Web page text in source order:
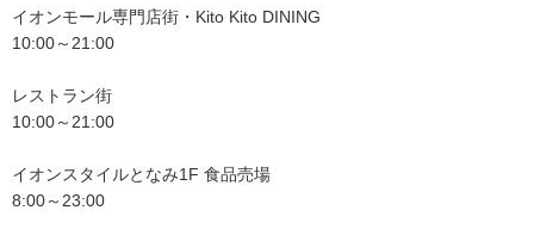
イオンモール専門店街・Kito Kito DINING
10:00～21:00
レストラン街
10:00～21:00
イオンスタイルとなみ1F 食品売場
8:00～23:00